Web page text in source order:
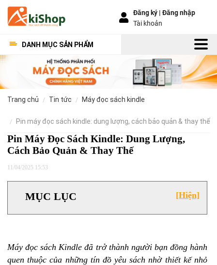
Đăng ký |Đăng nhập
Tài khoản
DANH MỤC SẢN PHẨM
trang chủ tin tức máy đọc sách kindle
pin máy đọc sách kindle: dung lượng, cách bảo quản & thay thế
Pin Máy Đọc Sách Kindle: Dung Lượng,
Cách Bảo Quản & Thay Thế
11/04/2025 15:53
[Hiện]
MỤC LỤC
Máy đọc sách Kindle đã trở thành người bạn đồng hành
quen thuộc của những tín đồ yêu sách nhờ thiết kế nhỏ